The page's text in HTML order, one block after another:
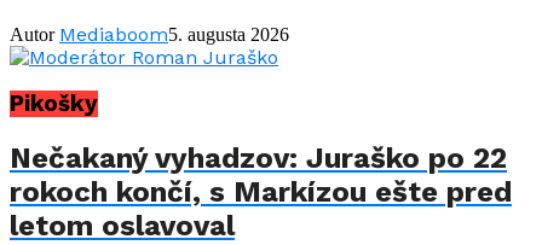
Autor Mediaboom5. augusta 2026
Pikošky
Nečakaný vyhadzov: Juraško po 22
rokoch končí, s Markízou ešte pred
letom oslavoval